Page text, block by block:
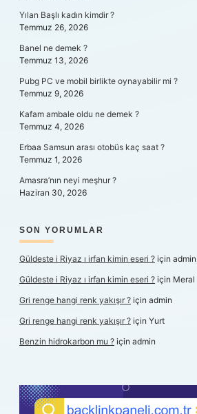
Yılan Başlı kadın kimdir ?
Temmuz 26, 2026
Banel ne demek ?
Temmuz 13, 2026
Pubg PC ve mobil birlikte oynayabilir mi ?
Temmuz 9, 2026
Kafam ambale oldu ne demek ?
Temmuz 4, 2026
Erbaa Samsun arası otobüs kaç saat ?
Temmuz 1, 2026
Amasra’nın neyi meşhur ?
Haziran 30, 2026
SON YORUMLAR
Güldeste i Riyaz ı irfan kimin eseri ? için admin
Güldeste i Riyaz ı irfan kimin eseri ? için Meral
Gri renge hangi renk yakışır ? için admin
Gri renge hangi renk yakışır ? için Yurt
Benzin hidrokarbon mu ? için admin